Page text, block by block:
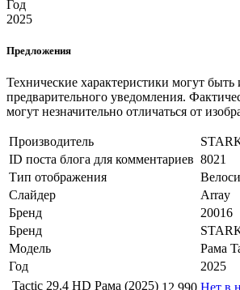
Год
2025
Предложения
Технические характеристики могут быть
предварительного уведомления.
могут незначительно отличаться от
Производитель
ID поста блога для комментариев 8021
Тип отображения
Слайдер
Array
Бренд
20016
Бренд
Модель
Рама
Год
2025
Tactic 29.4 HD Рама (2025)